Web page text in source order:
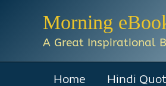
Morning
A Great Inspirational
Home Hindi